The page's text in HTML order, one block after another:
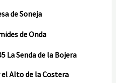
de Soneja
de Onda
La Senda de la Bojera
el Alto de la Costera